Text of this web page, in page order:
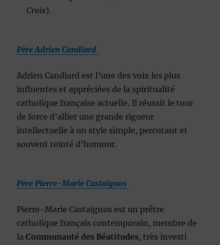
Croix).
Père Adrien Candiard
Adrien Candiard est l’une des voix les plus
influentes et appréciées de la spiritualité
catholique française actuelle. Il réussit le tour
de force d’allier une grande rigueur
intellectuelle à un style simple, percutant et
souvent teinté d’humour.
Père Pierre-Marie Castaignos
Pierre-Marie Castaignos est un prêtre
catholique français contemporain, membre de
laCommunauté des Béatitudes, très investi